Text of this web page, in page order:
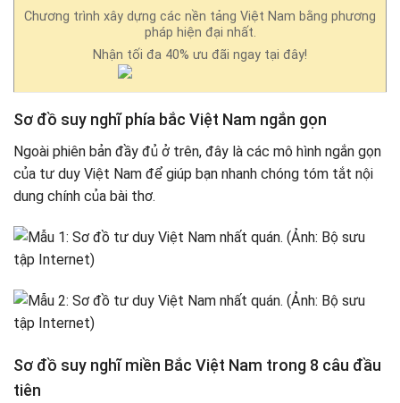
Chương trình xây dựng các nền tảng Việt Nam bằng phương
pháp hiện đại nhất.
Nhận tối đa 40% ưu đãi ngay tại đây!
Sơ đồ suy nghĩ phía bắc Việt Nam ngắn gọn
Ngoài phiên bản đầy đủ ở trên, đây là các mô hình ngắn gọn
của tư duy Việt Nam để giúp bạn nhanh chóng tóm tắt nội
dung chính của bài thơ.
Sơ đồ suy nghĩ miền Bắc Việt Nam trong 8 câu đầu
tiên